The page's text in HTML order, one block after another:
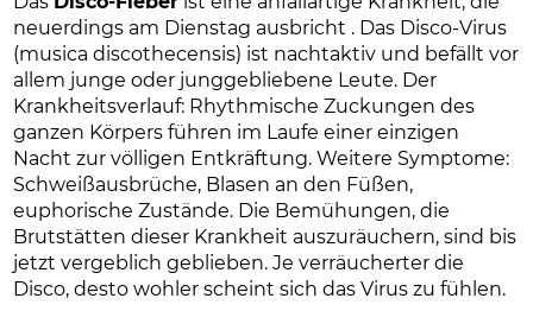
neuerdings am Dienstag ausbricht . Das Disco-Virus
(musica discothecensis) ist nachtaktiv und befällt vor
allem junge oder junggebliebene Leute. Der
Krankheitsverlauf: Rhythmische Zuckungen des
ganzen Körpers führen im Laufe einer einzigen
Nacht zur völligen Entkräftung. Weitere Symptome:
Schweißausbrüche, Blasen an den Füßen,
euphorische Zustände. Die Bemühungen, die
Brutstätten dieser Krankheit auszuräuchern, sind bis
jetzt vergeblich geblieben. Je verräucherter die
Disco, desto wohler scheint sich das Virus zu fühlen.